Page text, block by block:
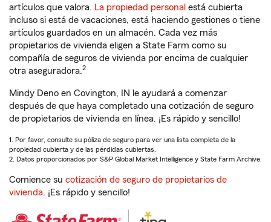
artículos que valora. La propiedad personal está cubierta
incluso si está de vacaciones, está haciendo gestiones o tiene
artículos guardados en un almacén. Cada vez más
propietarios de vivienda eligen a State Farm como su
compañía de seguros de vivienda por encima de cualquier
otra aseguradora.2
Mindy Deno en Covington, IN le ayudará a comenzar
después de que haya completado una cotización de seguro
de propietarios de vivienda en línea. ¡Es rápido y sencillo!
1. Por favor, consulte su póliza de seguro para ver una lista completa de la
propiedad cubierta y de las pérdidas cubiertas.
2. Datos proporcionados por S&P Global Market Intelligence y State Farm Archive.
Comience su cotización de seguro de propietarios de
vivienda. ¡Es rápido y sencillo!